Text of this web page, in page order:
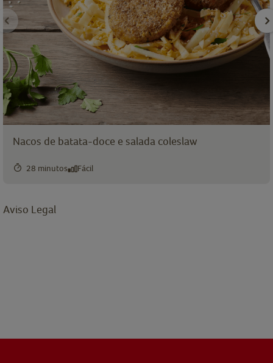
Nacos de batata-doce e salada coleslaw
28 minutos Fácil
Aviso Legal